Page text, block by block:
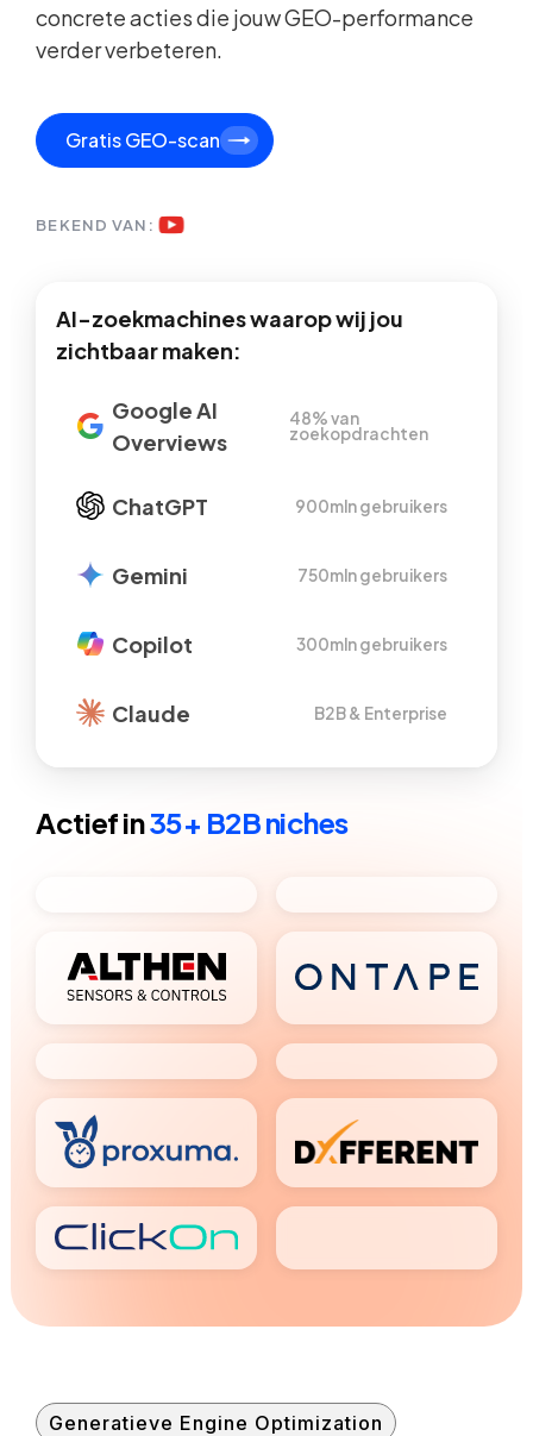
concrete acties die jouw GEO-performance
verder verbeteren.
Gratis GEO-scan
BEKEND VAN:
AI-zoekmachines waarop wij jou
zichtbaar maken:
Google AI
Overviews
48% van
zoekopdrachten
ChatGPT 900mln gebruikers
Gemini 750mln gebruikers
Copilot 300mln gebruikers
Claude B2B & Enterprise
Actief in35+ B2B niches
Generatieve Engine Optimization